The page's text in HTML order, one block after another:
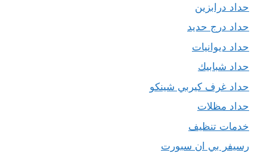
حداد درابزين
حداد درج حديد
حداد ديوانيات
حداد شبابيك
حداد غرف كيربي شينكو
حداد مظلات
خدمات تنظيف
رسيفر بي ان سبورت